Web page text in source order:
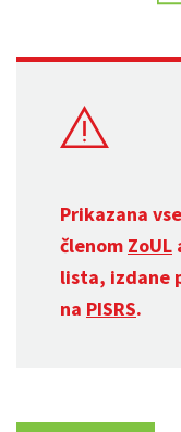
Prikazana
členom ZoUL
lista, izdane
na PISRS.